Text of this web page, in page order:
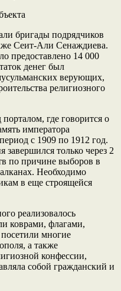
бригады подрядчиков
Сеит-Али Сенаждиева.
предоставлено 14 000
денег был
верующих,
религиозного
где говорится о
императора
с 1909 по 1912 год.
завершился только через 2
по причине выборов в
Необходимо
в еще строящейся
реализовалось
коврами, флагами,
многие
а также
конфессии,
собой гражданский и